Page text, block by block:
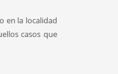
en la localidad
casos que